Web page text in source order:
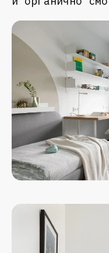
Нажимая «Подписаться», вы
ПОДПИСАТЬСЯ
Узнавайте первыми про
коллекциях мебели и
эксклюзивные
СЛЕДИТЕ ЗА